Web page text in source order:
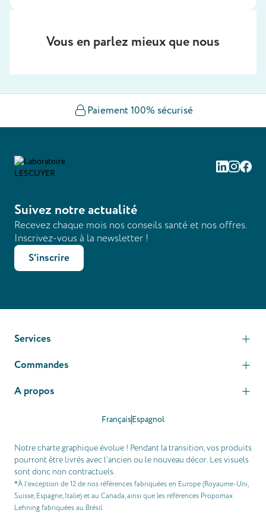
Vous en parlez mieux que nous
Paiement 100% sécurisé
Linkedin
Suivez notre actualité
Recevez chaque mois nos conseils santé et nos offres.
Inscrivez-vous à la newsletter !
S'inscrire
Services
Commandes
A propos
FrançaisEspagnol
Notre charte graphique évolue ! Pendant la transition, vos produits
pourront être livrés avec l’ancien ou le nouveau décor. Les visuels
sont donc non contractuels.
*À l’exception de 12 de nos références fabriquées en Europe (Royaume-Uni,
Suisse, Espagne, Italie) et au Canada, ainsi que les références Propomax
Lehning fabriquées au Brésil.